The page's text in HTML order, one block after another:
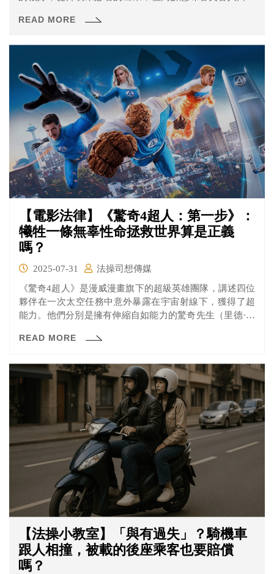
越來越多。身為家屬，最怕的不是長輩忘了鑰匙，而是忘
READ MORE
【電影法律】《驚奇4超人：第一步》：
犧牲一條無辜性命拯救世界算是正義
嗎？
2025-07-31
法操司想傳媒
《驚奇4超人》是漫威漫畫旗下的超級英雄團隊，講述四位
夥伴在一次太空任務中意外暴露在宇宙射線下，獲得了超
能力。他們分別是擁有伸縮自如能力的驚奇先生（里德·理
以全身燃燒並飛行的霹靂火（強尼·史東），以及身體變成
力，共同對抗威脅地球的各種危機，守護世界的和平與正
義。
READ MORE
【法操小教室】「與有過失」？騎機車
跟人相撞，被載的後座乘客也要賠償
嗎？